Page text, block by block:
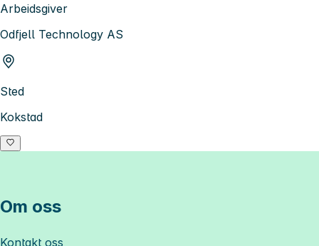
Arbeidsgiver
Odfjell Technology AS
Sted
Kokstad
Om oss
Kontakt oss